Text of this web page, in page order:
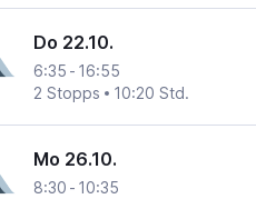
Do 22.10.
6:35 - 16:55
2 Stopps
10:20 Std.
Mo 26.10.
8:30 - 10:35